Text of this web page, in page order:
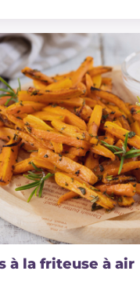
à la friteuse à air